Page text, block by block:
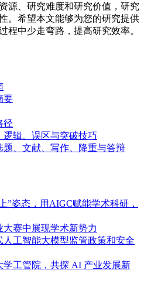
源、研究难度和研究价值，研究
。希望本文能够为您的研究提供
程中少走弯路，提高研究效率。
要
径
辑、误区与突破技巧
、文献、写作、降重与答辩
”姿态，用AIGC赋能学术科研，
赛中展现学术新势力
工智能大模型监管政策和安全
学工管院，共探 AI 产业发展新